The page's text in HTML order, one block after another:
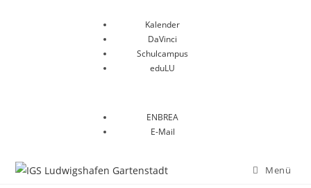
Kalender
DaVinci
Schulcampus
eduLU
ENBREA
E-Mail
Menü